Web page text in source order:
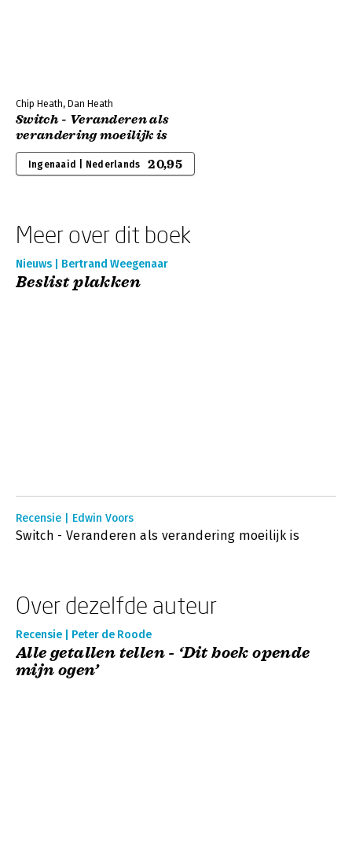
Chip Heath, Dan Heath
Switch - Veranderen als
verandering moeilijk is
Ingenaaid | Nederlands 20,95
Meer over dit boek
Nieuws | Bertrand Weegenaar
Beslist plakken
Recensie | Edwin Voors
Switch - Veranderen als verandering moeilijk is
Over dezelfde auteur
Recensie | Peter de Roode
Alle getallen tellen - ‘Dit boek opende
mijn ogen’